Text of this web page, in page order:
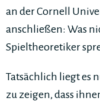
an der Cornell
anschließen: Was
Spieltheoretiker
Tatsächlich liegt es
zu zeigen, dass